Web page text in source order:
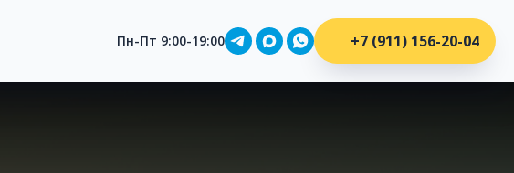
Пн-Пт 9:00-19:00 +7 (911) 156-20-04